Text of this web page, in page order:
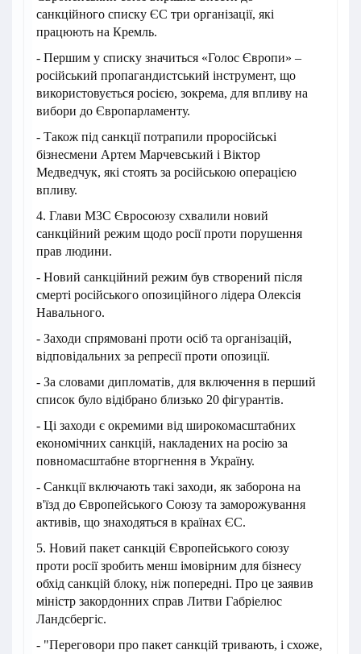
санкційного списку ЄС три організації, які
працюють на Кремль.
- Першим у списку значиться «Голос Європи» –
російський пропагандистський інструмент, що
використовується росією, зокрема, для впливу на
вибори до Європарламенту.
- Також під санкції потрапили проросійські
бізнесмени Артем Марчевський і Віктор
Медведчук, які стоять за російською операцією
впливу.
4. Глави МЗС Євросоюзу схвалили новий
санкційний режим щодо росії проти порушення
прав людини.
- Новий санкційний режим був створений після
смерті російського опозиційного лідера Олексія
Навального.
- Заходи спрямовані проти осіб та організацій,
відповідальних за репресії проти опозиції.
- За словами дипломатів, для включення в перший
список було відібрано близько 20 фігурантів.
- Ці заходи є окремими від широкомасштабних
економічних санкцій, накладених на росію за
повномасштабне вторгнення в Україну.
- Санкції включають такі заходи, як заборона на
в'їзд до Європейського Союзу та заморожування
активів, що знаходяться в країнах ЄС.
5. Новий пакет санкцій Європейського союзу
проти росії зробить менш імовірним для бізнесу
обхід санкцій блоку, ніж попередні. Про це заявив
міністр закордонних справ Литви Габріелюс
Ландсбергіс.
- "Переговори про пакет санкцій тривають, і схоже,